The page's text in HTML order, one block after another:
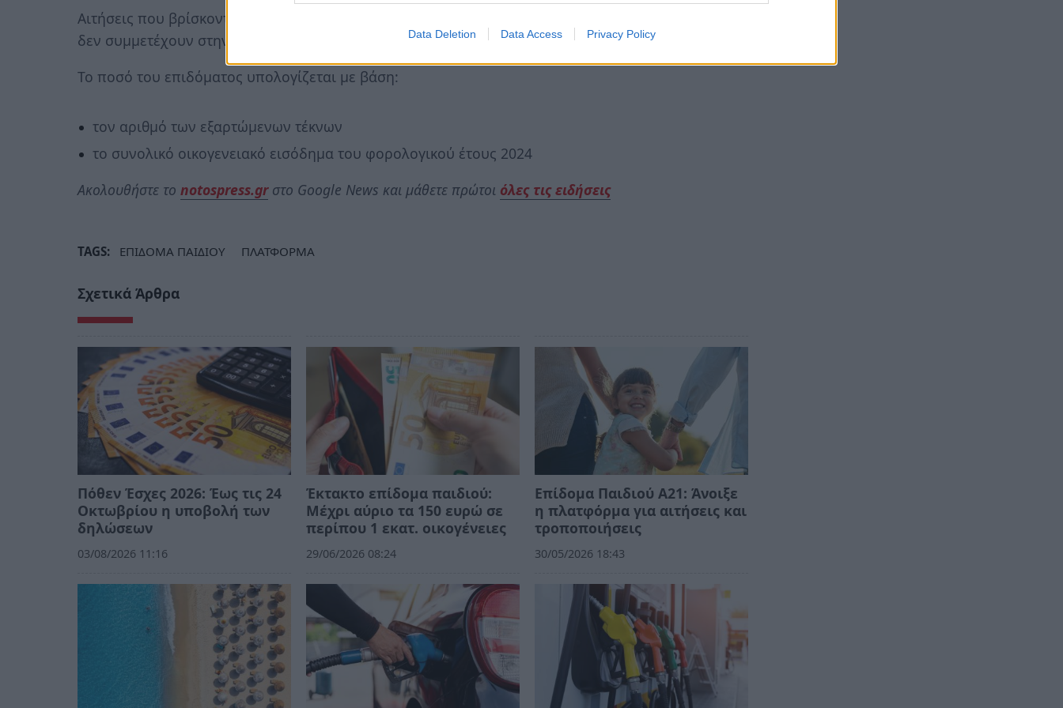
Data Deletion Data Access Privacy Policy
Αιτήσεις που βρίσκονται σε προσωρινή αποθήκευση θεωρούνται μη υποβληθείσες και
δεν συμμετέχουν στην εκκαθάριση.
Το ποσό του επιδόματος υπολογίζεται με βάση:
τον αριθμό των εξαρτώμενων τέκνων
το συνολικό οικογενειακό εισόδημα του φορολογικού έτους 2024
Ακολουθήστε το notospress.grστο Google News και μάθετε πρώτοι όλες τις ειδήσεις
TAGS: ΕΠΙΔΟΜΑ ΠΑΙΔΙΟΥ ΠΛΑΤΦΟΡΜΑ
Σχετικά Άρθρα
Πόθεν Έσχες 2026: Έως τις 24
Οκτωβρίου η υποβολή των
δηλώσεων
03/08/2026 11:16
Έκτακτο επίδομα παιδιού:
Μέχρι αύριο τα 150 ευρώ σε
περίπου 1 εκατ. οικογένειες
29/06/2026 08:24
Επίδομα Παιδιού Α21: Άνοιξε
η πλατφόρμα για αιτήσεις και
τροποποιήσεις
30/05/2026 18:43